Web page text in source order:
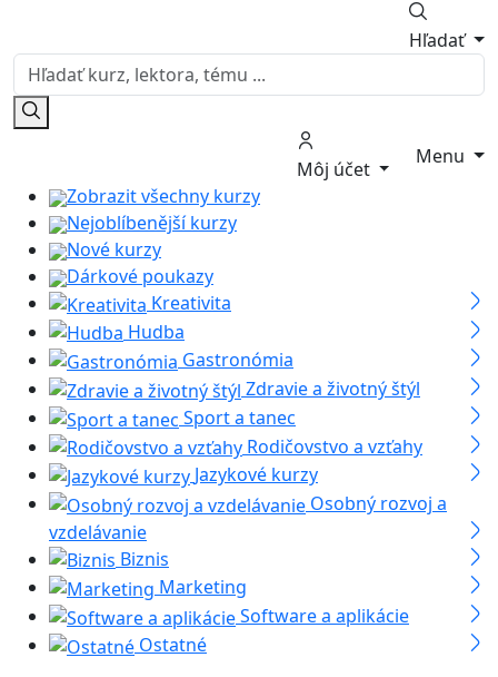
Hľadať
Môj účet
Menu
Zobrazit všechny kurzy
Nejoblíbenější kurzy
Nové kurzy
Dárkové poukazy
Kreativita
Hudba
Gastronómia
Zdravie a životný štýl
Sport a tanec
Rodičovstvo a vzťahy
Jazykové kurzy
Osobný rozvoj a
vzdelávanie
Biznis
Marketing
Software a aplikácie
Ostatné